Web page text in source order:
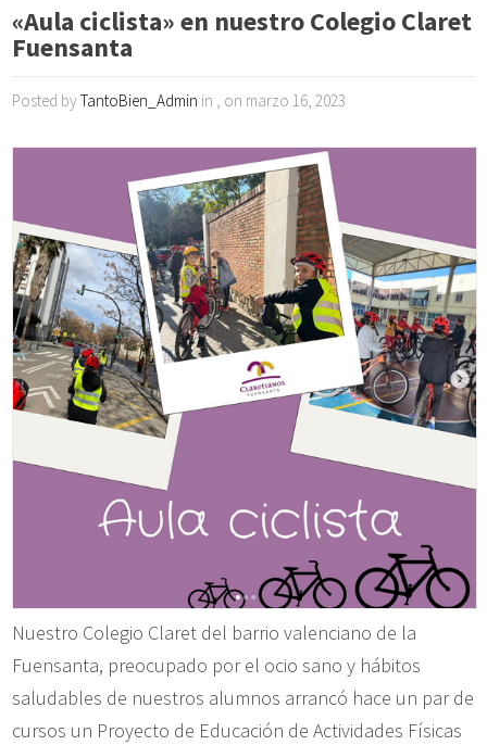
«Aula ciclista» en nuestro Colegio Claret
Fuensanta
Posted byTantoBien_Admin in , on marzo 16, 2023
Nuestro Colegio Claret del barrio valenciano de la
Fuensanta, preocupado por el ocio sano y hábitos
saludables de nuestros alumnos arrancó hace un par de
cursos un Proyecto de Educación de Actividades Físicas